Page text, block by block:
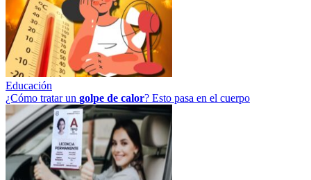
Educación
¿Cómo tratar un golpe de calor? Esto pasa en el cuerpo